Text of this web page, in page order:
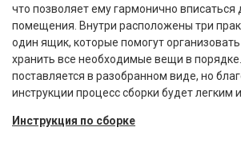
что позволяет ему гармонично
помещения. Внутри расположены три
один ящик, которые помогут
хранить все необходимые вещи в
поставляется в разобранном виде, но
инструкции процесс сборки будет легким
Инструкция по сборке